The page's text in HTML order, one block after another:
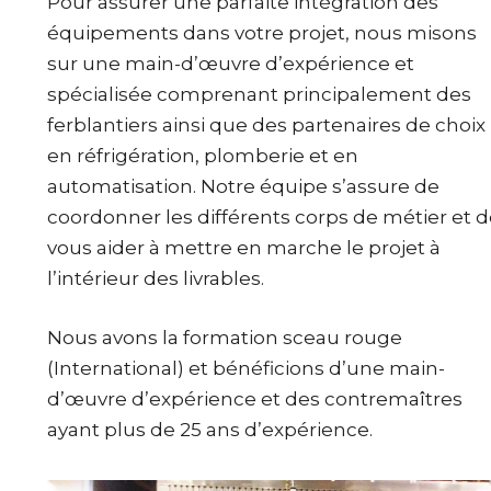
équipements dans votre projet, nous misons
sur une main-d’œuvre d’expérience et
spécialisée comprenant principalement des
ferblantiers ainsi que des partenaires de choix
en réfrigération, plomberie et en
automatisation. Notre équipe s’assure de
coordonner les différents corps de métier et
vous aider à mettre en marche le projet à
l’intérieur des livrables.
Nous avons la formation sceau rouge
(International) et bénéficions d’une main-
d’œuvre d’expérience et des contremaîtres
ayant plus de 25 ans d’expérience.